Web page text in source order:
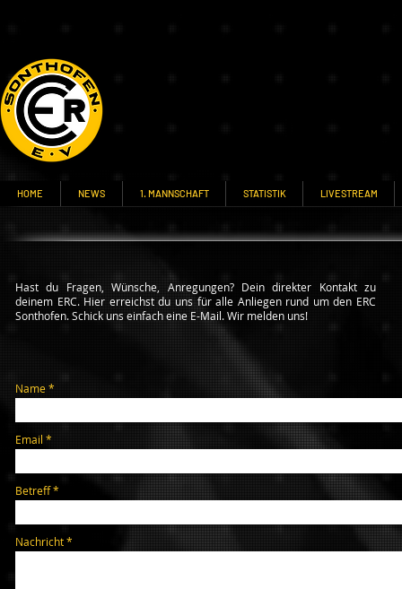
HOME NEWS 1. MANNSCHAFT STATISTIK LIVESTREAM
Hast du Fragen, Wünsche, Anregungen? Dein direkter Kontakt zu
deinem ERC. Hier erreichst du uns für alle Anliegen rund um den ERC
Sonthofen. Schick uns einfach eine E-Mail. Wir melden uns!
Name
Email
Betreff
Nachricht